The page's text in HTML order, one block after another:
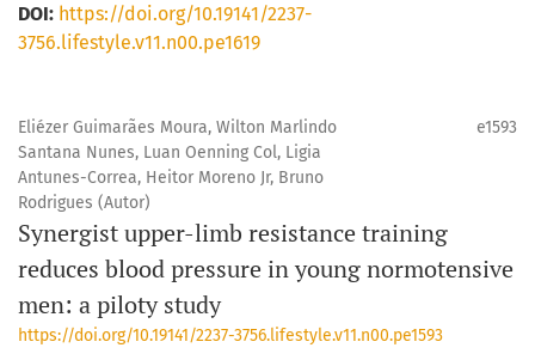
DOI: https://doi.org/10.19141/2237-
3756.lifestyle.v11.n00.pe1619
Eliézer Guimarães Moura, Wilton Marlindo
Santana Nunes, Luan Oenning Col, Ligia
Antunes-Correa, Heitor Moreno Jr, Bruno
Rodrigues (Autor)
e1593
Synergist upper-limb resistance training
reduces blood pressure in young normotensive
men: a piloty study
https://doi.org/10.19141/2237-3756.lifestyle.v11.n00.pe1593